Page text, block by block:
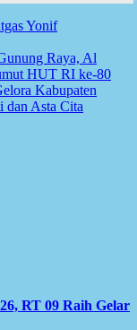
Yonif
Raya, Al
HUT RI ke-80
Kabupaten
dan Asta Cita
RT 09 Raih Gelar